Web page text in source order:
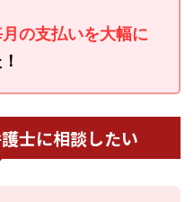
の支払いを大幅に
士に相談したい